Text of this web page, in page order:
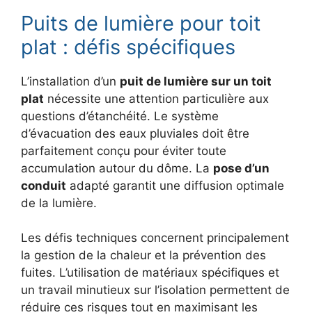
Puits de lumière pour toit
plat : défis spécifiques
L’installation d’un puit de lumière sur un toit
plat nécessite une attention particulière aux
questions d’étanchéité. Le système
d’évacuation des eaux pluviales doit être
parfaitement conçu pour éviter toute
accumulation autour du dôme. La pose d’un
conduit adapté garantit une diffusion optimale
de la lumière.
Les défis techniques concernent principalement
la gestion de la chaleur et la prévention des
fuites. L’utilisation de matériaux spécifiques et
un travail minutieux sur l’isolation permettent de
réduire ces risques tout en maximisant les